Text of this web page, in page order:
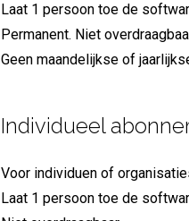
Laat 1 persoon toe de
Permanent. Niet
Geen maandelijkse of
Individueel
Voor individuen of
Laat 1 persoon toe de